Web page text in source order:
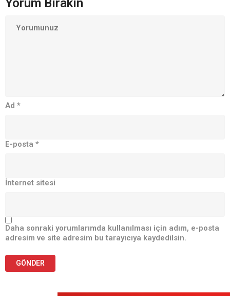
Yorum Bırakın
Ad *
E-posta *
İnternet sitesi
Daha sonraki yorumlarımda kullanılması için adım, e-posta
adresim ve site adresim bu tarayıcıya kaydedilsin.